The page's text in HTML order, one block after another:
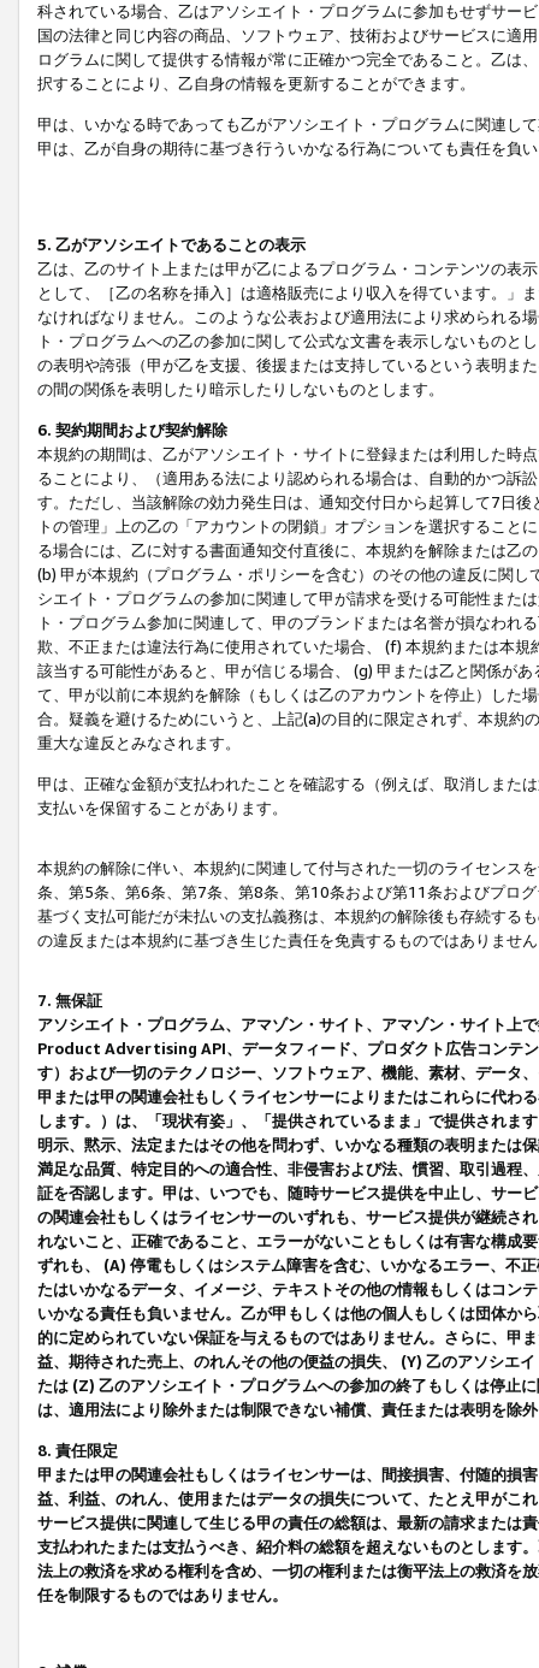
科されている場合、乙はアソシエイト・プログラムに参加もせずサー
国の法律と同じ内容の商品、ソフトウェア、技術およびサービスに適
ログラムに関して提供する情報が常に正確かつ完全であること。乙は
択することにより、乙自身の情報を更新することができます。
甲は、いかなる時であっても乙がアソシエイト・プログラムに関連し
甲は、乙が自身の期待に基づき行ういかなる行為についても責任を負
5. 乙がアソシエイトであることの表示
乙は、乙のサイト上または甲が乙によるプログラム・コンテンツの表
として、［乙の名称を挿入］は適格販売により収入を得ています。」
なければなりません。このような公表および適用法により求められる
ト・プログラムへの乙の参加に関して公式な文書を表示しないもの
の表明や誇張（甲が乙を支援、後援または支持しているという表明ま
の間の関係を表明したり暗示したりしないものとします。
6. 契約期間および契約解除
本規約の期間は、乙がアソシエイト・サイトに登録または利用した時
ることにより、（適用ある法により認められる場合は、自動的かつ訴
す。ただし、当該解除の効力発生日は、通知交付日から起算して7日
トの管理」上の乙の「アカウントの閉鎖」オプションを選択するこ
る場合には、乙に対する書面通知交付直後に、本規約を解除または乙
(b) 甲が本規約（プログラム・ポリシーを含む）のその他の違反に関
シエイト・プログラムの参加に関連して甲が請求を受ける可能性また
ト・プログラム参加に関連して、甲のブランドまたは名誉が損なわれ
欺、不正または違法行為に使用されていた場合、 (f) 本規約または本
該当する可能性があると、甲が信じる場合、 (g) 甲または乙と関係が
て、甲が以前に本規約を解除（もしくは乙のアカウントを停止）した
合。疑義を避けるためにいうと、上記(a)の目的に限定されず、本規
重大な違反とみなされます。
甲は、正確な金額が支払われたことを確認する（例えば、取消しまた
支払いを保留することがあります。
本規約の解除に伴い、本規約に関連して付与された一切のライセンス
条、第5条、第6条、第7条、第8条、第10条および第11条およびプロ
基づく支払可能だが未払いの支払義務は、本規約の解除後も存続する
の違反または本規約に基づき生じた責任を免責するものではありませ
7. 無保証
アソシエイト・プログラム、アマゾン・サイト、アマゾン・サイト上
Product Advertising API、データフィード、プロダクト広告コンテ
す）および一切のテクノロジー、ソフトウェア、機能、素材、データ
甲または甲の関連会社もしくライセンサーによりまたはこれらに代わ
します。）は、「現状有姿」、「提供されているまま」で提供されま
明示、黙示、法定またはその他を問わず、いかなる種類の表明または
満足な品質、特定目的への適合性、非侵害および法、慣習、取引過程
証を否認します。甲は、いつでも、随時サービス提供を中止し、サー
の関連会社もしくはライセンサーのいずれも、サービス提供が継続さ
れないこと、正確であること、エラーがないこともしくは有害な構成
ずれも、 (A) 停電もしくはシステム障害を含む、いかなるエラー、不
たはいかなるデータ、イメージ、テキストその他の情報もしくはコン
いかなる責任も負いません。乙が甲もしくは他の個人もしくは団体か
的に定められていない保証を与えるものではありません。さらに、甲
益、期待された売上、のれんその他の便益の損失、 (Y) 乙のアソシエ
たは (Z) 乙のアソシエイト・プログラムへの参加の終了もしくは停止
は、適用法により除外または制限できない補償、責任または表明を除
8. 責任限定
甲または甲の関連会社もしくはライセンサーは、間接損害、付随的損
益、利益、のれん、使用またはデータの損失について、たとえ甲がこ
サービス提供に関連して生じる甲の責任の総額は、最新の請求または
支払われたまたは支払うべき、紹介料の総額を超えないものとします
法上の救済を求める権利を含め、一切の権利または衡平法上の救済を
任を制限するものではありません。